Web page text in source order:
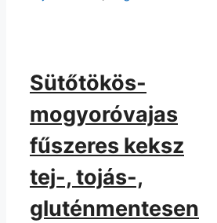
Sütőtökös-
mogyoróvajas
fűszeres keksz
tej-, tojás-,
gluténmentesen